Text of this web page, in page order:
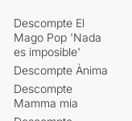
Descompte El
Mago Pop 'Nada
es imposible'
Descompte Ànima
Descompte
Mamma mia